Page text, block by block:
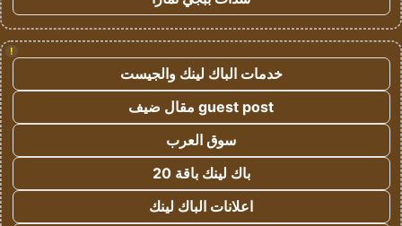
!
خدمات الباك لينك والجيست
guest post مقال ضيف
سوق العرب
باك لينك باقة 20
اعلانات الباك لينك